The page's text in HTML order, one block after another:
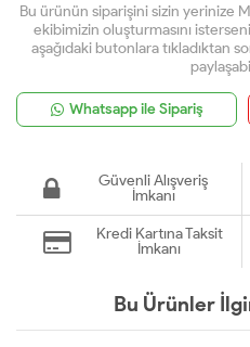
Bu ürünün siparişini sizin yerinize
ekibimizin oluşturmasını
aşağıdaki butonlara tıkladıktan
Whatsapp ile Sipariş
Güvenli Alışveriş
İmkanı
Kredi Kartına Taksit
İmkanı
Bu Ürünler